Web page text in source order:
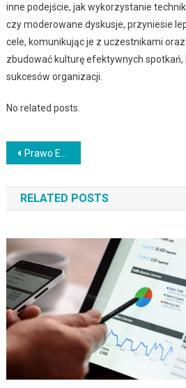
inne podejście, jak wykorzystanie
czy moderowane dyskusje, przyniesie
cele, komunikując je z uczestnikami
zbudować kulturę efektywnych spotkań,
sukcesów organizacji.
No related posts.
Nawigacja
wpisu
Prawo Engla: Wprowadzenie do prawa Engla i jego zastosowania
RELATED POSTS